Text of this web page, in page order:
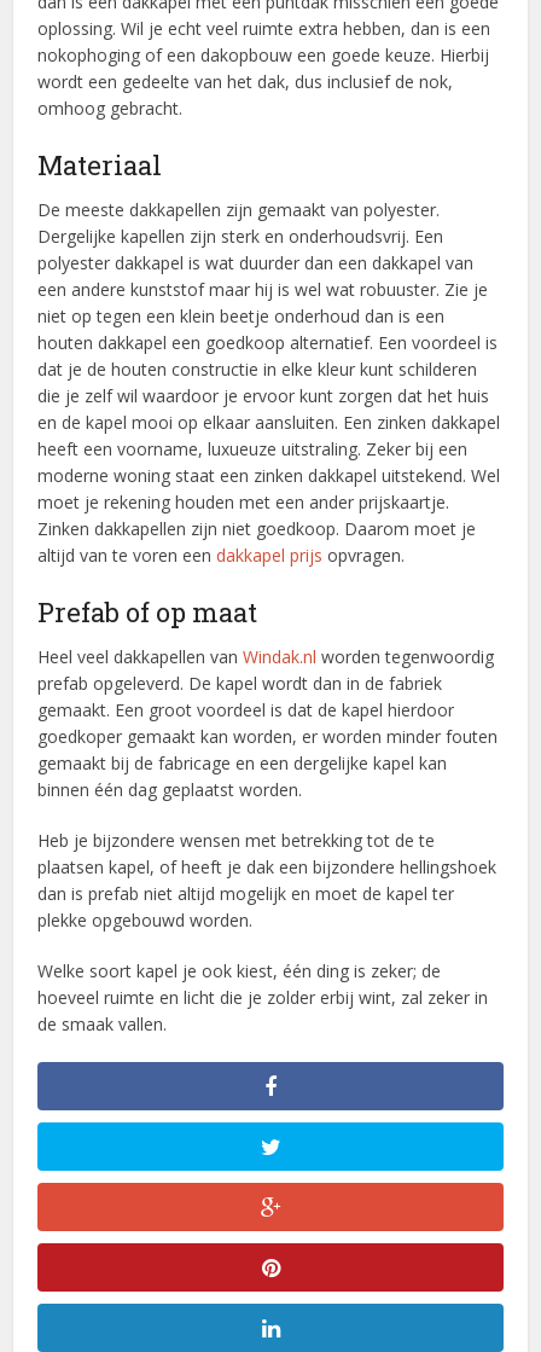
oplossing. Wil je echt veel ruimte extra hebben, dan is een
nokophoging of een dakopbouw een goede keuze. Hierbij
wordt een gedeelte van het dak, dus inclusief de nok,
omhoog gebracht.
Materiaal
De meeste dakkapellen zijn gemaakt van polyester.
Dergelijke kapellen zijn sterk en onderhoudsvrij. Een
polyester dakkapel is wat duurder dan een dakkapel van
een andere kunststof maar hij is wel wat robuuster. Zie je
niet op tegen een klein beetje onderhoud dan is een
houten dakkapel een goedkoop alternatief. Een voordeel is
dat je de houten constructie in elke kleur kunt schilderen
die je zelf wil waardoor je ervoor kunt zorgen dat het huis
en de kapel mooi op elkaar aansluiten. Een zinken dakkapel
heeft een voorname, luxueuze uitstraling. Zeker bij een
moderne woning staat een zinken dakkapel uitstekend. Wel
moet je rekening houden met een ander prijskaartje.
Zinken dakkapellen zijn niet goedkoop. Daarom moet je
altijd van te voren eendakkapel prijs opvragen.
Prefab of op maat
Heel veel dakkapellen vanWindak.nl worden tegenwoordig
prefab opgeleverd. De kapel wordt dan in de fabriek
gemaakt. Een groot voordeel is dat de kapel hierdoor
goedkoper gemaakt kan worden, er worden minder fouten
gemaakt bij de fabricage en een dergelijke kapel kan
binnen één dag geplaatst worden.
Heb je bijzondere wensen met betrekking tot de te
plaatsen kapel, of heeft je dak een bijzondere hellingshoek
dan is prefab niet altijd mogelijk en moet de kapel ter
plekke opgebouwd worden.
Welke soort kapel je ook kiest, één ding is zeker; de
hoeveel ruimte en licht die je zolder erbij wint, zal zeker in
de smaak vallen.